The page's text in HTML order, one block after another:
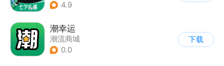
4.9
潮幸运
潮流商城
0.0
下载